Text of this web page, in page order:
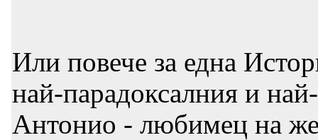
Или повече за една
най-парадоксалния и
Антонио - любимец на